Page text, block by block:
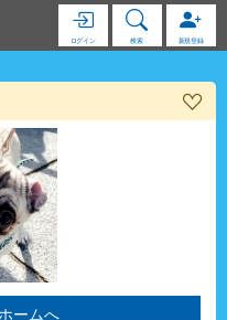
ログイン 検索 新規登録
ームへ